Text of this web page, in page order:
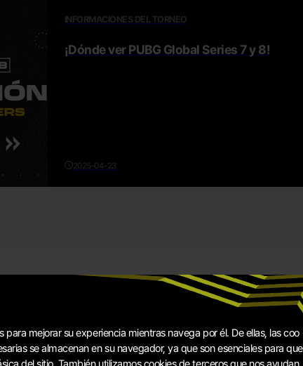
INFORMACIONES DEL TORNEO
¡Dónde ver PUBG Global Series 7 y 8!
2025-04-23
para mejorar su experiencia mientras navega por él. De ellas, las coo
se almacenan en su navegador, ya que son esenciales para que